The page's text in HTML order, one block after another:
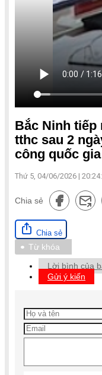
Bắc Ninh tiếp
tthc sau 2
công quốc
Thứ 5, 04/06/2026 |
Chia sẻ
Chia sẻ
Từ khóa
Lời bình của
Gửi ý kiến